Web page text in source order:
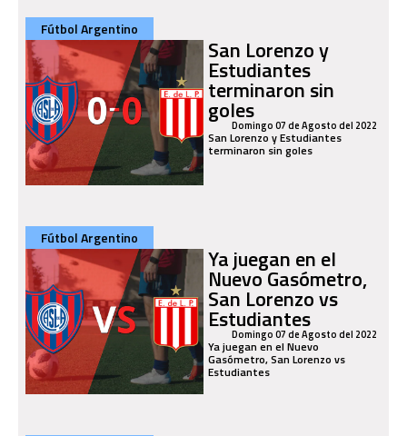
Fútbol Argentino
San Lorenzo y
Estudiantes
terminaron sin
golesDomingo 07 de Agosto del 2022
San Lorenzo y Estudiantes
terminaron sin goles
Fútbol Argentino
Ya juegan en el
Nuevo Gasómetro,
San Lorenzo vs
Estudiantes
Domingo 07 de Agosto del 2022
Ya juegan en el Nuevo
Gasómetro, San Lorenzo vs
Estudiantes